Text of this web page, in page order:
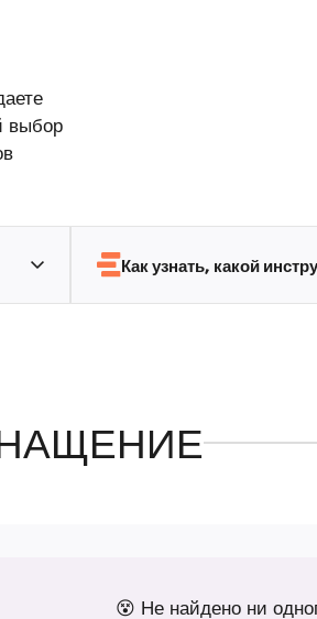
выбор
Как узнать, какой
😵 Не найдено ни